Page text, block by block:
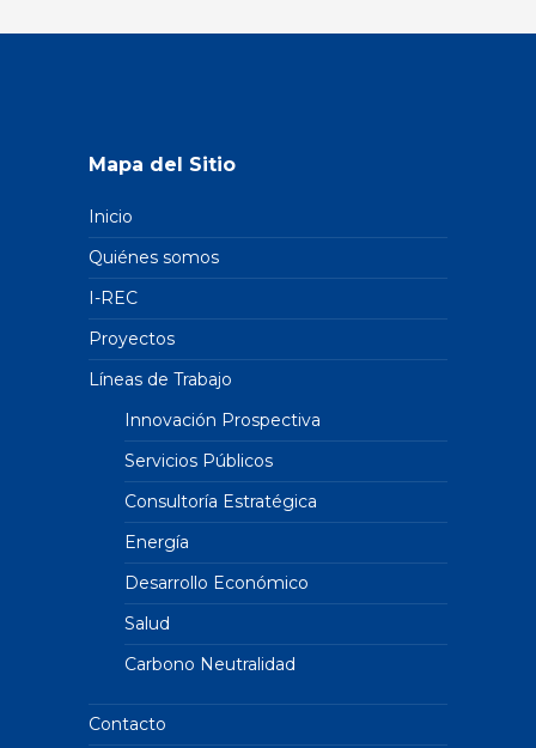
Mapa del Sitio
Inicio
Quiénes somos
I-REC
Proyectos
Líneas de Trabajo
Innovación Prospectiva
Servicios Públicos
Consultoría Estratégica
Energía
Desarrollo Económico
Salud
Carbono Neutralidad
Contacto